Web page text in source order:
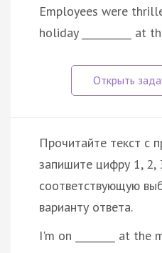
Employees were
holiday __________ at
Прочитайте текст с
запишите цифру 1, 2,
соответствующую
варианту ответа.
I'm on ________ at the